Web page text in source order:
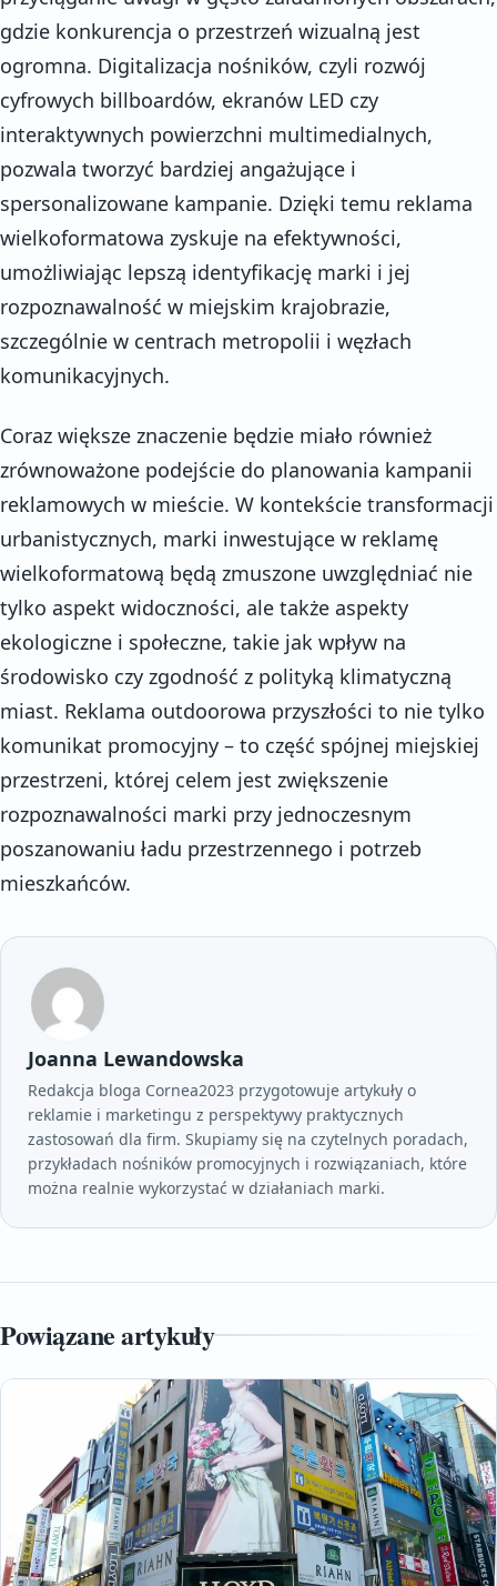
gdzie konkurencja o przestrzeń wizualną jest
ogromna. Digitalizacja nośników, czyli rozwój
cyfrowych billboardów, ekranów LED czy
interaktywnych powierzchni multimedialnych,
pozwala tworzyć bardziej angażujące i
spersonalizowane kampanie. Dzięki temu reklama
wielkoformatowa zyskuje na efektywności,
umożliwiając lepszą identyfikację marki i jej
rozpoznawalność w miejskim krajobrazie,
szczególnie w centrach metropolii i węzłach
komunikacyjnych.
Coraz większe znaczenie będzie miało również
zrównoważone podejście do planowania kampanii
reklamowych w mieście. W kontekście transformacji
urbanistycznych, marki inwestujące w reklamę
wielkoformatową będą zmuszone uwzględniać nie
tylko aspekt widoczności, ale także aspekty
ekologiczne i społeczne, takie jak wpływ na
środowisko czy zgodność z polityką klimatyczną
miast. Reklama outdoorowa przyszłości to nie tylko
komunikat promocyjny – to część spójnej miejskiej
przestrzeni, której celem jest zwiększenie
rozpoznawalności marki przy jednoczesnym
poszanowaniu ładu przestrzennego i potrzeb
mieszkańców.
Joanna Lewandowska
Redakcja bloga Cornea2023 przygotowuje artykuły o
reklamie i marketingu z perspektywy praktycznych
zastosowań dla firm. Skupiamy się na czytelnych poradach,
przykładach nośników promocyjnych i rozwiązaniach, które
można realnie wykorzystać w działaniach marki.
Powiązane artykuły